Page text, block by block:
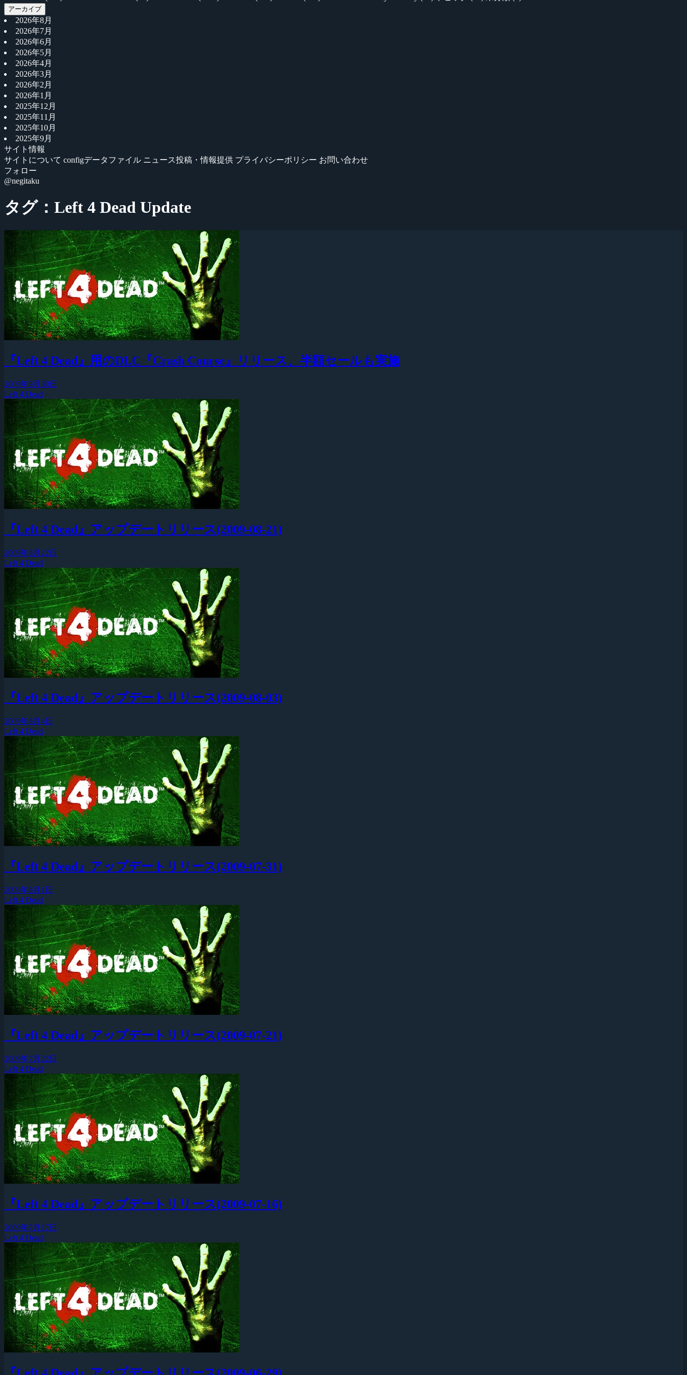
アーカイブ
2026年8月
2026年7月
2026年6月
2026年5月
2026年4月
2026年3月
2026年2月
2026年1月
2025年12月
2025年11月
2025年10月
2025年9月
サイト情報
サイトについて configデータファイル ニュース投稿・情報提供 プライバシーポリシー お問い合わせ
フォロー
@negitaku
タグ：Left 4 Dead Update
『Left 4 Dead』用のDLC『Crash Course』リリース、半額セールも実施
2009年9月30日
Left 4 Dead
『Left 4 Dead』アップデートリリース(2009-08-21)
2009年8月22日
Left 4 Dead
『Left 4 Dead』アップデートリリース(2009-08-03)
2009年8月4日
Left 4 Dead
『Left 4 Dead』アップデートリリース(2009-07-31)
2009年8月1日
Left 4 Dead
『Left 4 Dead』アップデートリリース(2009-07-21)
2009年7月22日
Left 4 Dead
『Left 4 Dead』アップデートリリース(2009-07-16)
2009年7月17日
Left 4 Dead